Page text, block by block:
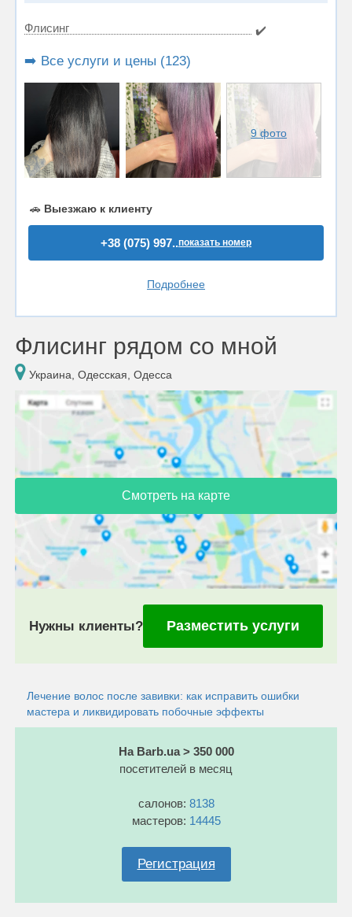
Флисинг ✔️
➡️ Все услуги и цены (123)
9 фото
🚗 Выезжаю к клиенту
+38 (075) 997..показать номер
Подробнее
Флисинг рядом со мной
Украина, Одесская, Одесса
Смотреть на карте
Нужны клиенты? Разместить услуги
Лечение волос после завивки: как исправить ошибки
мастера и ликвидировать побочные эффекты
На Barb.ua > 350 000
посетителей в месяц
салонов: 8138
мастеров: 14445
Регистрация